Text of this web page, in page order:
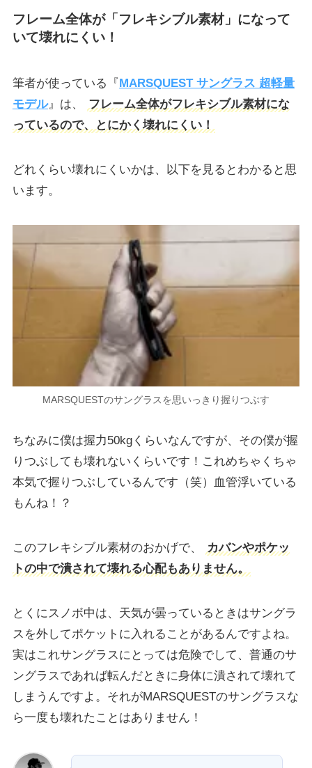
フレーム全体が「フレキシブル素材」になって
いて壊れにくい！
筆者が使っている『MARSQUEST サングラス 超軽量
モデル』は、
フレーム全体がフレキシブル素材にな
っているので、とにかく壊れにくい！
どれくらい壊れにくいかは、以下を見るとわかると思
います。
MARSQUESTのサングラスを思いっきり握りつぶす
ちなみに僕は握力50kgくらいなんですが、その僕が握
りつぶしても壊れないくらいです！これめちゃくちゃ
本気で握りつぶしているんです（笑）血管浮いている
もんね！？
このフレキシブル素材のおかげで、
カバンやポケッ
トの中で潰されて壊れる心配もありません。
とくにスノボ中は、天気が曇っているときはサングラ
スを外してポケットに入れることがあるんですよね。
実はこれサングラスにとっては危険でして、普通のサ
ングラスであれば転んだときに身体に潰されて壊れて
しまうんですよ。それがMARSQUESTのサングラスな
ら一度も壊れたことはありません！